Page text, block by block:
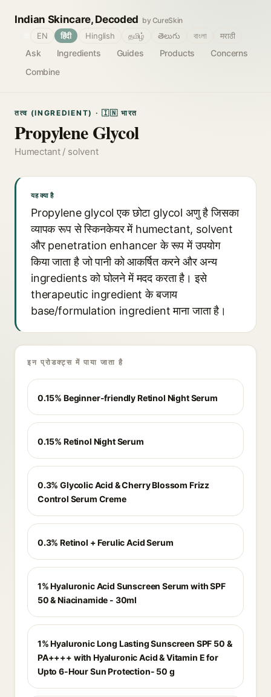
Indian Skincare, Decoded by CureSkin
Ask Ingredients Guides Products
Concerns
Combine
EN हिंदी Hinglish தமிழ் తెలుగు বাংলা मराठी
तत्व (INGREDIENT) · 🇮🇳 भारत
Propylene Glycol
Humectant / solvent
यह क्या है
Propylene glycol एक छोटा glycol अणु है जिसका
व्यापक रूप से स्किनकेयर में humectant, solvent
और penetration enhancer के रूप में उपयोग
किया जाता है जो पानी को आकर्षित करने और अन्य
ingredients को घोलने में मदद करता है। इसे
therapeutic ingredient के बजाय
base/formulation ingredient माना जाता है।
इन प्रोडक्ट्स में पाया जाता है
0.15% Beginner-friendly Retinol Night Serum
0.15% Retinol Night Serum
0.3% Glycolic Acid & Cherry Blossom Frizz
Control Serum Creme
0.3% Retinol + Ferulic Acid Serum
1% Hyaluronic Acid Sunscreen Serum with SPF
50 & Niacinamide - 30ml
1% Hyaluronic Long Lasting Sunscreen SPF 50 &
PA++++ with Hyaluronic Acid & Vitamin E for
Upto 6-Hour Sun Protection- 50 g